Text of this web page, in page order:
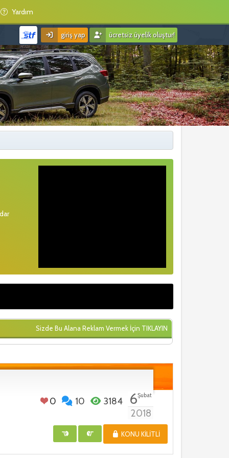
Yardım
giriş yap ücretsiz üyelik oluştur!
Sizde Bu Alana Reklam Vermek İçin TIKLAYIN
0 10 3184 6Şubat
2018
KONU KILITLI